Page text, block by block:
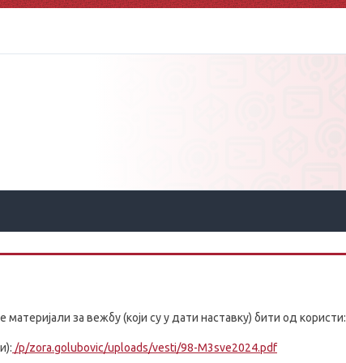
за вежбу (који су у дати наставку) бити од користи:
/p/zora.golubovic/uploads/vesti/98-M3sve2024.pdf